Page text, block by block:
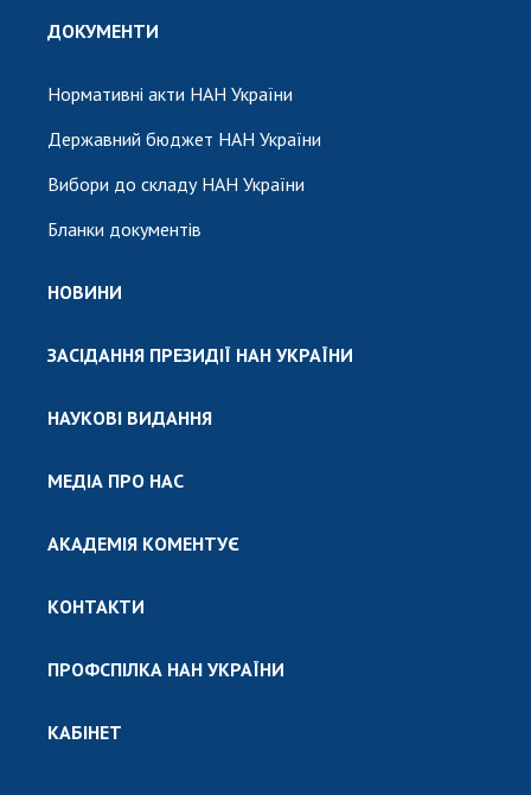
ДОКУМЕНТИ
Нормативні акти НАН України
Державний бюджет НАН України
Вибори до складу НАН України
Бланки документів
НОВИНИ
ЗАСІДАННЯ ПРЕЗИДІЇ НАН УКРАЇНИ
НАУКОВІ ВИДАННЯ
МЕДІА ПРО НАС
АКАДЕМІЯ КОМЕНТУЄ
КОНТАКТИ
ПРОФСПІЛКА НАН УКРАЇНИ
КАБІНЕТ